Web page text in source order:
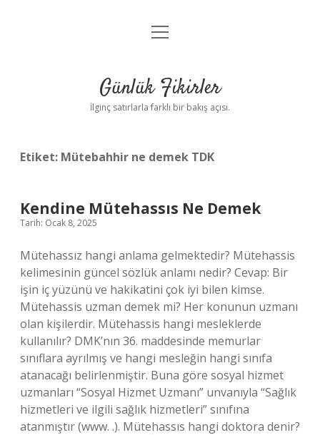
Anasayfa
Yasal Uyarı
menüyü
Günlük Fikirler
İlginç satırlarla farklı bir bakış açısı.
Etiket: Mütebahhir ne demek TDK
Kendine Mütehassıs Ne Demek
Tarih: Ocak 8, 2025
Mütehassız hangi anlama gelmektedir? Mütehassis
kelimesinin güncel sözlük anlamı nedir? Cevap: Bir
işin iç yüzünü ve hakikatini çok iyi bilen kimse.
Mütehassis uzman demek mi? Her konunun uzmanı
olan kişilerdir. Mütehassis hangi mesleklerde
kullanılır? DMK’nın 36. maddesinde memurlar
sınıflara ayrılmış ve hangi mesleğin hangi sınıfa
atanacağı belirlenmiştir. Buna göre sosyal hizmet
uzmanları “Sosyal Hizmet Uzmanı” unvanıyla “Sağlık
hizmetleri ve ilgili sağlık hizmetleri” sınıfına
atanmıştır (www. .). Mütehassıs hangi doktora denir?